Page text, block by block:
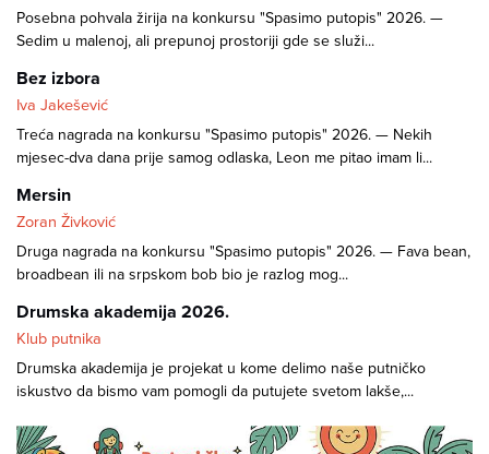
Posebna pohvala žirija na konkursu "Spasimo putopis" 2026. —
Sedim u malenoj, ali prepunoj prostoriji gde se služi...
Bez izbora
Iva Jakešević
Treća nagrada na konkursu "Spasimo putopis" 2026. — Nekih
mjesec-dva dana prije samog odlaska, Leon me pitao imam li...
Mersin
Zoran Živković
Druga nagrada na konkursu "Spasimo putopis" 2026. — Fava bean,
broadbean ili na srpskom bob bio je razlog mog...
Drumska akademija 2026.
Klub putnika
Drumska akademija je projekat u kome delimo naše putničko
iskustvo da bismo vam pomogli da putujete svetom lakše,...